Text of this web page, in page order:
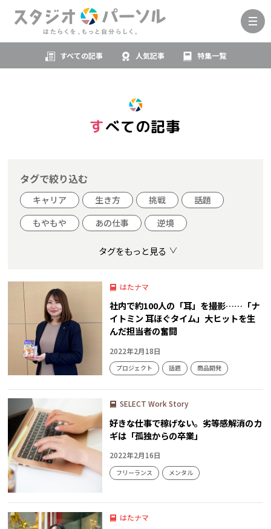
すべての記事 人気記事 特集一覧
すべての記事
タグで絞り込む
キャリア 生き方 挑戦
話題
もやもや
あの仕事 逆境
タグをもっと見る
はたナマ
社内で約100人の「耳」を撮影……「ナ
イトミン 耳ほぐタイム」大ヒットを生
んだ担当者の奮闘
2022年2月18日
プロジェクト 話題 商品開発
SELECT Work Story
好きな仕事で稼げない。劣等感解消のカ
ギは「孤独からの卒業」
2022年2月16日
フリーランス メンタル
はたナマ